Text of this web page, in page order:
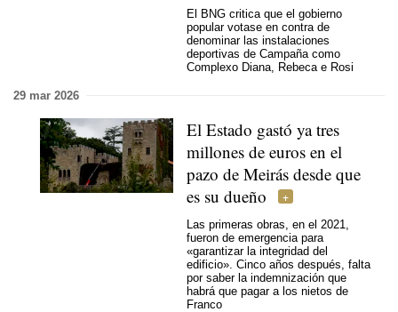
El BNG critica que el gobierno
popular votase en contra de
denominar las instalaciones
deportivas de Campaña como
Complexo Diana, Rebeca e Rosi
29 mar 2026
El Estado gastó ya tres
millones de euros en el
pazo de Meirás desde que
es su dueño
Las primeras obras, en el 2021,
fueron de emergencia para
«garantizar la integridad del
edificio». Cinco años después, falta
por saber la indemnización que
habrá que pagar a los nietos de
Franco